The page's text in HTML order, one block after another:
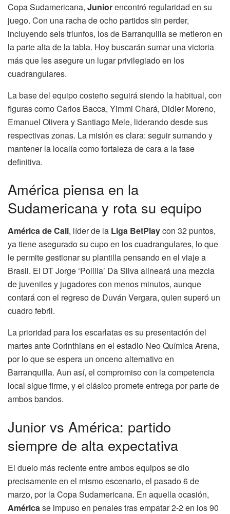
Copa Sudamericana, Juniorencontró regularidad en su
juego. Con una racha de ocho partidos sin perder,
incluyendo seis triunfos, los de Barranquilla se metieron en
la parte alta de la tabla. Hoy buscarán sumar una victoria
más que les asegure un lugar privilegiado en los
cuadrangulares.
La base del equipo costeño seguirá siendo la habitual, con
figuras como Carlos Bacca, Yimmi Chará, Didier Moreno,
Emanuel Olivera y Santiago Mele, liderando desde sus
respectivas zonas. La misión es clara: seguir sumando y
mantener la localía como fortaleza de cara a la fase
definitiva.
América piensa en la
Sudamericana y rota su equipo
América de Cali, líder de la Liga BetPlaycon 32 puntos,
ya tiene asegurado su cupo en los cuadrangulares, lo que
le permite gestionar su plantilla pensando en el viaje a
Brasil. El DT Jorge ‘Polilla’ Da Silva alineará una mezcla
de juveniles y jugadores con menos minutos, aunque
contará con el regreso de Duván Vergara, quien superó un
cuadro febril.
La prioridad para los escarlatas es su presentación del
martes ante Corinthians en el estadio Neo Química Arena,
por lo que se espera un onceno alternativo en
Barranquilla. Aun así, el compromiso con la competencia
local sigue firme, y el clásico promete entrega por parte de
ambos bandos.
Junior vs América: partido
siempre de alta expectativa
El duelo más reciente entre ambos equipos se dio
precisamente en el mismo escenario, el pasado 6 de
marzo, por la Copa Sudamericana. En aquella ocasión,
Américase impuso en penales tras empatar 2-2 en los 90